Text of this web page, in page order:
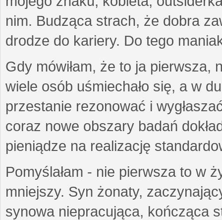
nim. Budząca strach, że dobra
drodze do kariery. Do tego
Gdy mówiłam, że to ja pierwsza,
wiele osób uśmiechało się, a w
przestanie rezonować i
coraz nowe obszary badań
pieniądze na realizację
Pomyślałam - nie pierwsza to w
mniejszy. Syn żonaty,
synowa niepracująca, kończąca